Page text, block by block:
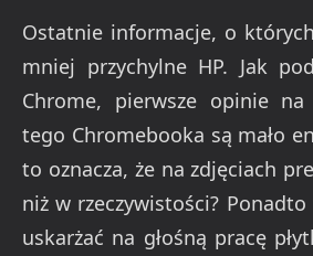
Ostatnie informacje, o
mniej przychylne HP. Jak
Chrome, pierwsze opinie
tego Chromebooka są mało
to oznacza, że na zdjęciach
niż w rzeczywistości?
uskarżać na głośną pracę